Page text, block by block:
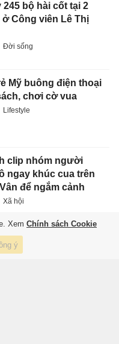
245 bộ hài cốt tại 2
ở Công viên Lê Thị
Đời sống
Mỹ buông điện thoại
chơi cờ vua
Lifestyle
clip nhóm người
ngay khúc cua trên
để ngắm cảnh
Xã hội
lý mang tên ly hôn
Sách hay
Xem Chính sách Cookie
ý